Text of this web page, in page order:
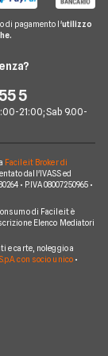
di pagamento l'utilizzo
5
21:00; Sab 9.00-
Facile.it Broker di
dall'IVASS ed
• P.IVA 08007250965 •
di Facile.it è
Elenco Mediatori
e carte, noleggio a
con socio unico•